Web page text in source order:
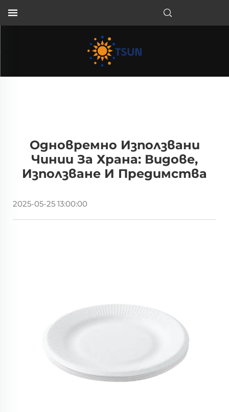
Одновремно Използвани
Чинии За Храна: Видове,
Използване И Предимства
2025-05-25 13:00:00